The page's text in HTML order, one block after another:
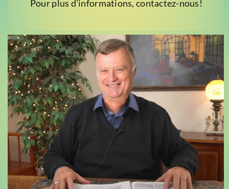
Pour plus d’informations, contactez-nous!